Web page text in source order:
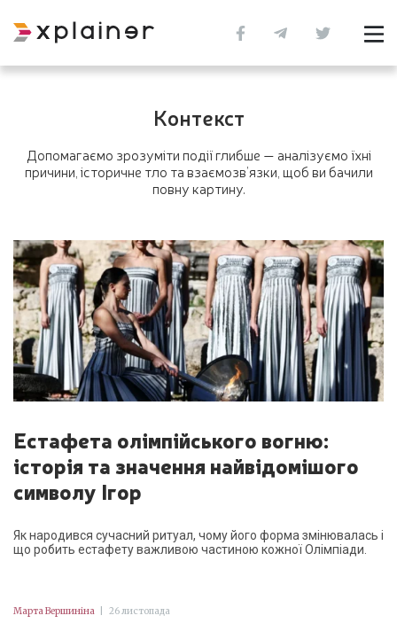
Контекст
Допомагаємо зрозуміти події глибше — аналізуємо їхні
причини, історичне тло та взаємозв’язки, щоб ви бачили
повну картину.
Естафета олімпійського вогню:
історія та значення найвідомішого
символу Ігор
Як народився сучасний ритуал, чому його форма змінювалась і
що робить естафету важливою частиною кожної Олімпіади.
Марта Вершиніна 26 листопада